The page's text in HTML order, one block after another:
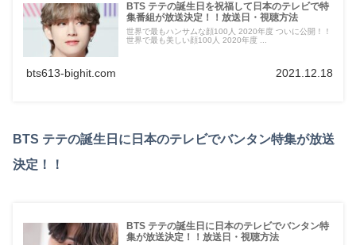
BTS テテの誕生日を祝福して日本のテレビで特
集番組が放送決定！！放送日・視聴方法
世界で最もハンサムな顔100人 2020年度 ついに公開！！
世界で最も美しい顔100人 2020年度 ...
bts613-bighit.com 2021.12.18
BTS テテの誕生日に日本のテレビでバンタン特集が放送
決定！！
BTS テテの誕生日に日本のテレビでバンタン特
集が放送決定！！放送日・視聴方法